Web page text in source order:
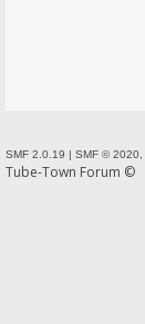
SMF 2.0.19 | SMF © 2020
Tube-Town Forum ©